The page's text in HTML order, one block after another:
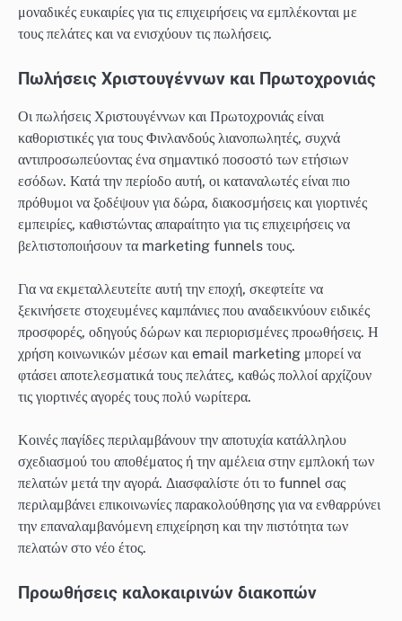
μοναδικές ευκαιρίες για τις επιχειρήσεις να εμπλέκονται με
τους πελάτες και να ενισχύουν τις πωλήσεις.
Πωλήσεις Χριστουγέννων και Πρωτοχρονιάς
Οι πωλήσεις Χριστουγέννων και Πρωτοχρονιάς είναι
καθοριστικές για τους Φινλανδούς λιανοπωλητές, συχνά
αντιπροσωπεύοντας ένα σημαντικό ποσοστό των ετήσιων
εσόδων. Κατά την περίοδο αυτή, οι καταναλωτές είναι πιο
πρόθυμοι να ξοδέψουν για δώρα, διακοσμήσεις και γιορτινές
εμπειρίες, καθιστώντας απαραίτητο για τις επιχειρήσεις να
βελτιστοποιήσουν τα marketing funnels τους.
Για να εκμεταλλευτείτε αυτή την εποχή, σκεφτείτε να
ξεκινήσετε στοχευμένες καμπάνιες που αναδεικνύουν ειδικές
προσφορές, οδηγούς δώρων και περιορισμένες προωθήσεις. Η
χρήση κοινωνικών μέσων και email marketing μπορεί να
φτάσει αποτελεσματικά τους πελάτες, καθώς πολλοί αρχίζουν
τις γιορτινές αγορές τους πολύ νωρίτερα.
Κοινές παγίδες περιλαμβάνουν την αποτυχία κατάλληλου
σχεδιασμού του αποθέματος ή την αμέλεια στην εμπλοκή των
πελατών μετά την αγορά. Διασφαλίστε ότι το funnel σας
περιλαμβάνει επικοινωνίες παρακολούθησης για να ενθαρρύνει
την επαναλαμβανόμενη επιχείρηση και την πιστότητα των
πελατών στο νέο έτος.
Προωθήσεις καλοκαιρινών διακοπών